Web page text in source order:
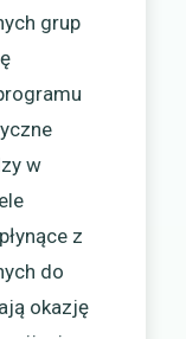
grup
w
z
do
okazję